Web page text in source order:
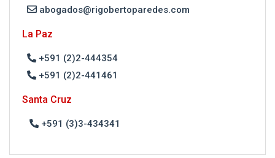
abogados@rigobertoparedes.com
La Paz
+591 (2)2-444354
+591 (2)2-441461
Santa Cruz
+591 (3)3-434341